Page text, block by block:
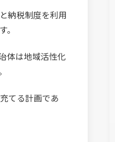
納税制度を利用
体は地域活性化
てる計画であ